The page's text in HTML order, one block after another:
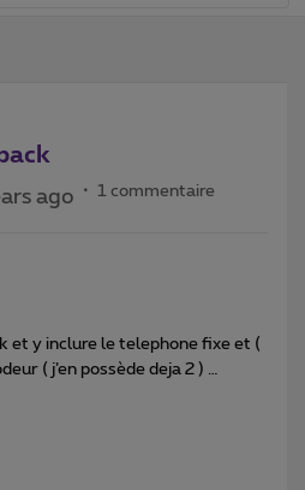
ago 1 commentaire
et y inclure le telephone fixe et (
( j’en possède deja 2 ) …